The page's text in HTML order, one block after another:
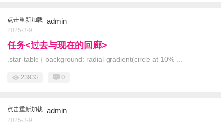
点击重新加载 admin
2025-3-9
任务<过去与现在的回廊>
.star-table { background: radial-gradient(circle at 10% ...
23933 0
点击重新加载 admin
2025-3-9